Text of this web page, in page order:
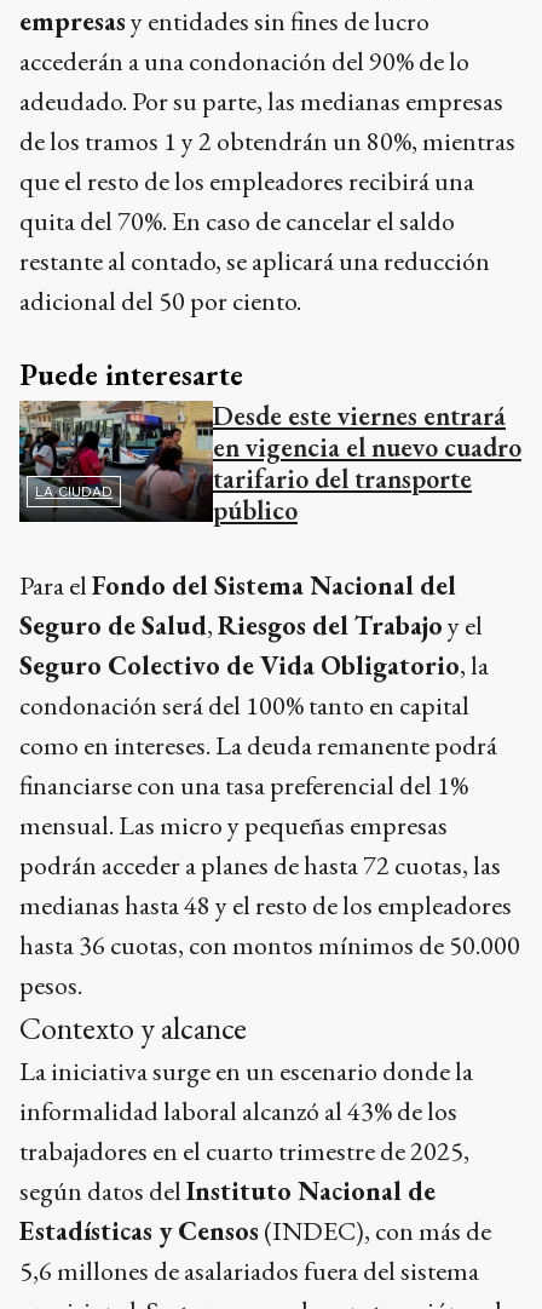
empresasy entidades sin fines de lucro
accederán a una condonación del 90% de lo
adeudado. Por su parte, las medianas empresas
de los tramos 1 y 2 obtendrán un 80%, mientras
que el resto de los empleadores recibirá una
quita del 70%. En caso de cancelar el saldo
restante al contado, se aplicará una reducción
adicional del 50 por ciento.
Puede interesarte
LA CIUDAD
Desde este viernes entrará
en vigencia el nuevo cuadro
tarifario del transporte
público
Para elFondo del Sistema Nacional del
Seguro de Salud,Riesgos del Trabajoy el
Seguro Colectivo de Vida Obligatorio, la
condonación será del 100% tanto en capital
como en intereses. La deuda remanente podrá
financiarse con una tasa preferencial del 1%
mensual. Las micro y pequeñas empresas
podrán acceder a planes de hasta 72 cuotas, las
medianas hasta 48 y el resto de los empleadores
hasta 36 cuotas, con montos mínimos de 50.000
pesos.
Contexto y alcance
La iniciativa surge en un escenario donde la
informalidad laboral alcanzó al 43% de los
trabajadores en el cuarto trimestre de 2025,
según datos delInstituto Nacional de
Estadísticas y Censos (INDEC), con más de
5,6 millones de asalariados fuera del sistema